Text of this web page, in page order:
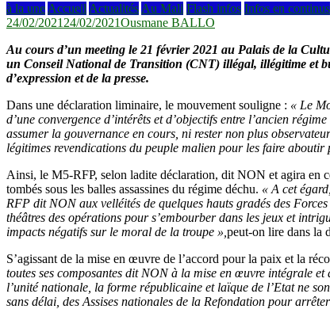
à la une Accueil Actualités Au Mali Flash infos Infos en continus
24/02/2021 24/02/2021Ousmane BALLO
Au cours d’un meeting le 21 février 2021 au Palais de la
un Conseil National de Transition (CNT) illégal, illégitime et
d’expression et de la presse.
Dans une déclaration liminaire, le mouvement souligne : « Le
d’une convergence d’intérêts et d’objectifs entre l’ancien
assumer la gouvernance en cours, ni rester non plus
légitimes revendications du peuple malien pour les faire aboutir
Ainsi, le M5-RFP, selon ladite déclaration, dit NON et agira en
tombés sous les balles assassines du régime déchu. « A cet
RFP dit NON aux velléités de quelques hauts gradés des
théâtres des opérations pour s’embourber dans les jeux et
impacts négatifs sur le moral de la troupe », peut-on lire dans la
S’agissant de la mise en œuvre de l’accord pour la paix et la
toutes ses composantes dit NON à la mise en œuvre intégrale
l’unité nationale, la forme républicaine et laïque de l’Etat ne
sans délai, des Assises nationales de la Refondation pour